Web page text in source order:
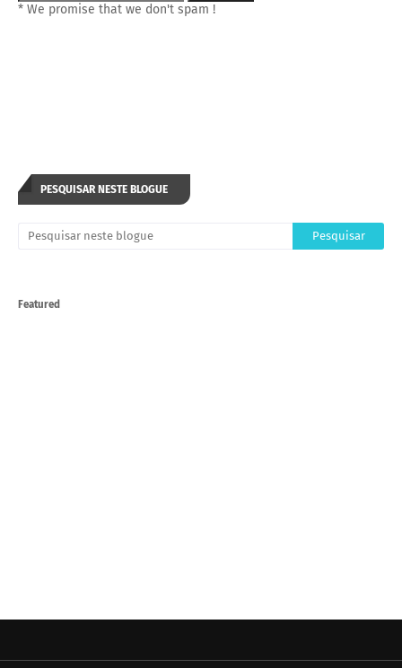
* We promise that we don't spam !
PESQUISAR NESTE BLOGUE
Featured